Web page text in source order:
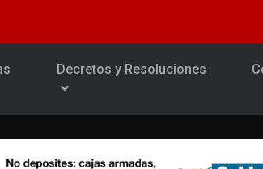
Decretos y Resoluciones